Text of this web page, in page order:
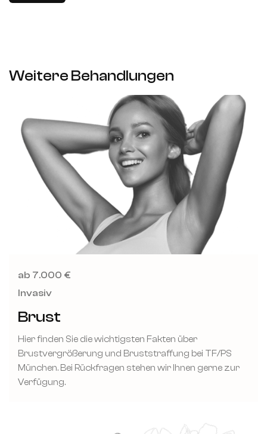
Weitere Behandlungen
ab 7.000 €
Invasiv
Brust
Hier finden Sie die wichtigsten Fakten über
Brustvergrößerung und Bruststraffung bei TF/PS
München. Bei Rückfragen stehen wir Ihnen gerne zur
Verfügung.